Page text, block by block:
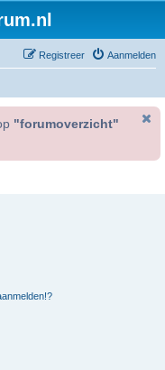
Aanmelden
Registreer
"forumoverzicht"